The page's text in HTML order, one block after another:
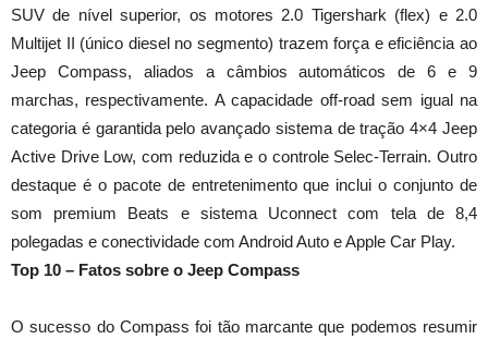
SUV de nível superior, os motores 2.0 Tigershark (flex) e 2.0
Multijet II (único diesel no segmento) trazem força e eficiência ao
Jeep Compass, aliados a câmbios automáticos de 6 e 9
marchas, respectivamente. A capacidade off-road sem igual na
categoria é garantida pelo avançado sistema de tração 4×4 Jeep
Active Drive Low, com reduzida e o controle Selec-Terrain. Outro
destaque é o pacote de entretenimento que inclui o conjunto de
som premium Beats e sistema Uconnect com tela de 8,4
polegadas e conectividade com Android Auto e Apple Car Play.
Top 10 – Fatos sobre o Jeep Compass
O sucesso do Compass foi tão marcante que podemos resumir